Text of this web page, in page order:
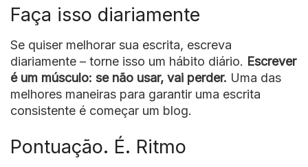
Faça isso diariamente
Se quiser melhorar sua escrita, escreva
diariamente – torne isso um hábito diário. Escrever
é um músculo: se não usar, vai perder. Uma das
melhores maneiras para garantir uma escrita
consistente é começar um blog.
Pontuação. É. Ritmo